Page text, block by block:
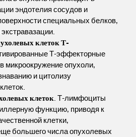
эндотелия сосудов и
специальных белков,
клеток Т-
Т-эффекторные
микроокружение опухоли,
и цитолизу
клеток. Т-лимфоциты
функцию, приводя к
клетки,
большего числа опухолевых